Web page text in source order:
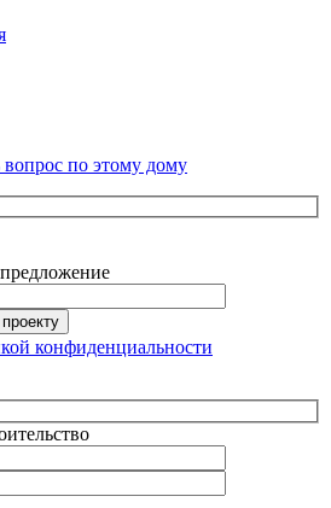
вопрос по этому дому
конфиденциальности